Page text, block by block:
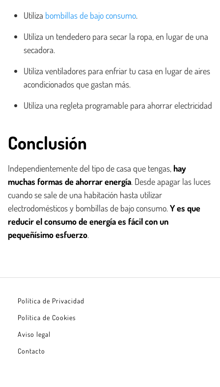
Utiliza bombillas de bajo consumo.
Utiliza un tendedero para secar la ropa, en lugar de una
secadora.
Utiliza ventiladores para enfriar tu casa en lugar de aires
acondicionados que gastan más.
Utiliza una regleta programable para ahorrar electricidad
Conclusión
Independientemente del tipo de casa que tengas, hay
muchas formas de ahorrar energía. Desde apagar las luces
cuando se sale de una habitación hasta utilizar
electrodomésticos y bombillas de bajo consumo. Y es que
reducir el consumo de energía es fácil con un
pequeñísimo esfuerzo.
Política de Privacidad
Política de Cookies
Aviso legal
Contacto